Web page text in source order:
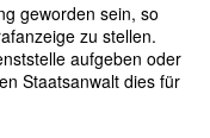
geworden sein, so
zu stellen.
aufgeben oder
Staatsanwalt dies für